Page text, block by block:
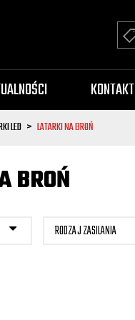
KONTAKT
LED LATARKI NA BROŃ
BROŃ
RODZAJ ZASILANIA